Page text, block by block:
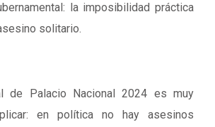
la imposibilidad práctica
solitario.
de Palacio Nacional 2024 es muy
en política no hay asesinos